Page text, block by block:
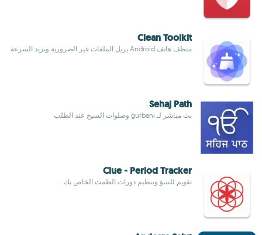
Clean Toolkit
منظف هاتف Android يزيل الملفات غير الضرورية ويزيد السرعة
Sehaj Path
بث مباشر لـ gurbani وصلوات السيخ عند الطلب
Clue - Period Tracker
تقويم للتنبؤ وتنظيم دورات الطمث الخاص بك